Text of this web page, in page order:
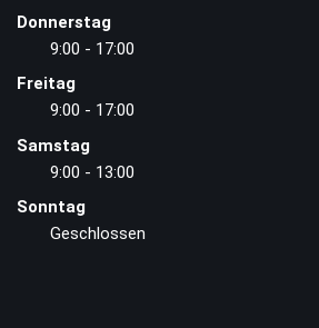
Donnerstag
9:00 - 17:00
Freitag
9:00 - 17:00
Samstag
9:00 - 13:00
Sonntag
Geschlossen